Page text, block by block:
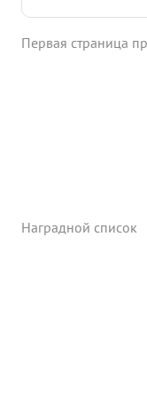
в срок.
Первая страница
Наградной список